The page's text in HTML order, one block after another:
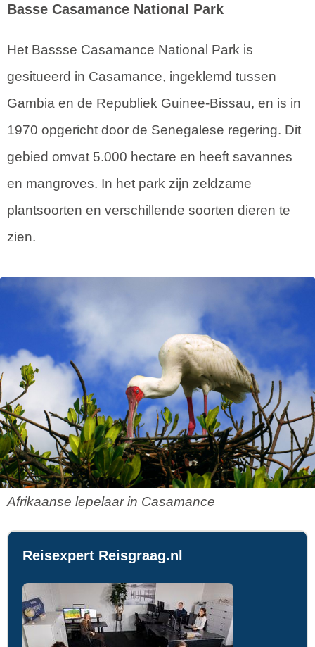
Basse Casamance National Park
Het Bassse Casamance National Park is
gesitueerd in Casamance, ingeklemd tussen
Gambia en de Republiek Guinee-Bissau, en is in
1970 opgericht door de Senegalese regering. Dit
gebied omvat 5.000 hectare en heeft savannes
en mangroves. In het park zijn zeldzame
plantsoorten en verschillende soorten dieren te
zien.
Afrikaanse lepelaar in Casamance
Reisexpert Reisgraag.nl